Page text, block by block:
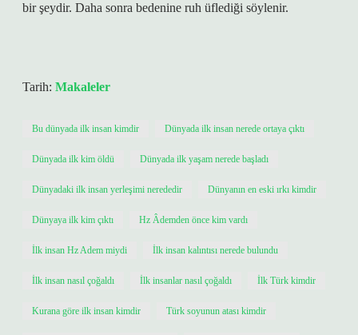
bir şeydir. Daha sonra bedenine ruh üflediği söylenir.
Tarih: Makaleler
Bu dünyada ilk insan kimdir Dünyada ilk insan nerede ortaya çıktı
Dünyada ilk kim öldü Dünyada ilk yaşam nerede başladı
Dünyadaki ilk insan yerleşimi nerededir Dünyanın en eski ırkı kimdir
Dünyaya ilk kim çıktı Hz Âdemden önce kim vardı
İlk insan Hz Adem miydi İlk insan kalıntısı nerede bulundu
İlk insan nasıl çoğaldı İlk insanlar nasıl çoğaldı İlk Türk kimdir
Kurana göre ilk insan kimdir Türk soyunun atası kimdir